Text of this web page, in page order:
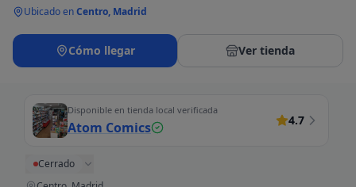
Ubicado enCentro, Madrid
Cómo llegar Ver tienda
Disponible en tienda local verificada
Atom Comics 4.7
Cerrado